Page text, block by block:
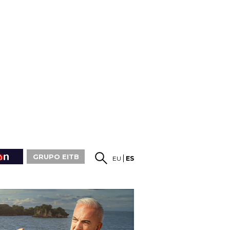
GRUPO EITB EU ES